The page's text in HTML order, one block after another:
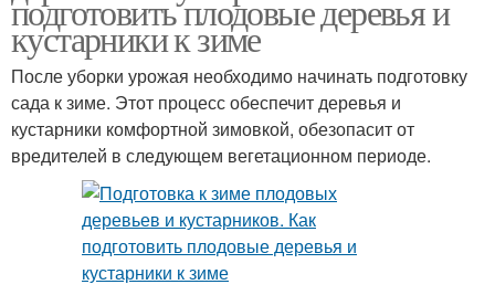
подготовить плодовые деревья и
кустарники к зиме
После уборки урожая необходимо начинать подготовку
сада к зиме. Этот процесс обеспечит деревья и
кустарники комфортной зимовкой, обезопасит от
вредителей в следующем вегетационном периоде.